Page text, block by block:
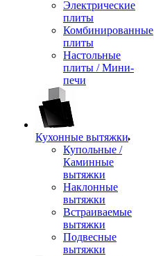
Электрические
плиты
Комбинированные
плиты
Настольные
плиты / Мини-
печи
Кухонные вытяжки
Купольные /
Каминные
вытяжки
Наклонные
вытяжки
Встраиваемые
вытяжки
Подвесные
вытяжки